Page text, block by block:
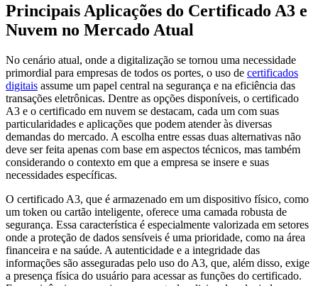
Principais Aplicações do Certificado A3 e
Nuvem no Mercado Atual
No cenário atual, onde a digitalização se tornou uma necessidade
primordial para empresas de todos os portes, o uso de certificados
digitais assume um papel central na segurança e na eficiência das
transações eletrônicas. Dentre as opções disponíveis, o certificado
A3 e o certificado em nuvem se destacam, cada um com suas
particularidades e aplicações que podem atender às diversas
demandas do mercado. A escolha entre essas duas alternativas não
deve ser feita apenas com base em aspectos técnicos, mas também
considerando o contexto em que a empresa se insere e suas
necessidades específicas.
O certificado A3, que é armazenado em um dispositivo físico, como
um token ou cartão inteligente, oferece uma camada robusta de
segurança. Essa característica é especialmente valorizada em setores
onde a proteção de dados sensíveis é uma prioridade, como na área
financeira e na saúde. A autenticidade e a integridade das
informações são asseguradas pelo uso do A3, que, além disso, exige
a presença física do usuário para acessar as funções do certificado.